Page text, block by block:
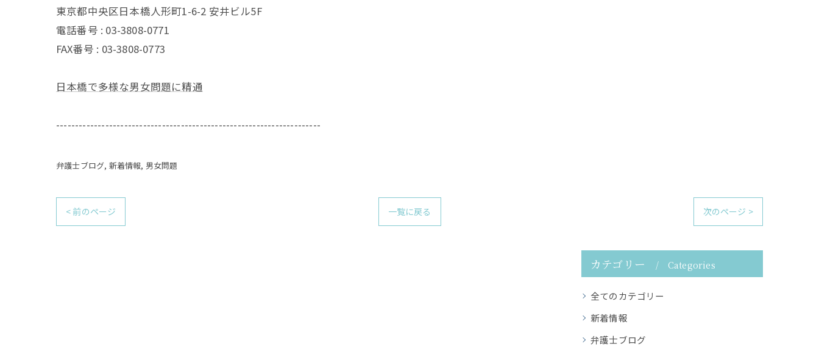
東京都中央区日本橋人形町1-6-2 安井ビル5F
電話番号 : 03-3808-0771
FAX番号 : 03-3808-0773
日本橋で多様な男女問題に精通
----------------------------------------------------------------------
弁護士ブログ 新着情報 男女問題
< 前のページ 一覧に戻る 次のページ >
カテゴリー Categories
全てのカテゴリー
新着情報
弁護士ブログ